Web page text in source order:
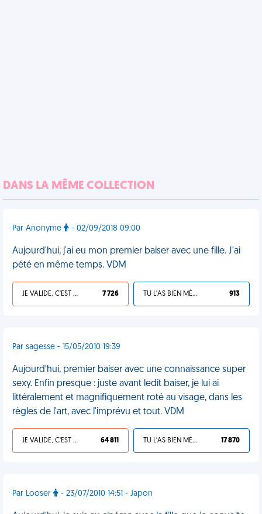
DANS LA MÊME COLLECTION
Par Anonyme - 02/09/2018 09:00
Aujourd'hui, j'ai eu mon premier baiser avec une fille. J'ai
pété en même temps. VDM
JE VALIDE, C'EST UNE VDM 7 726 TU L'AS BIEN MÉRITÉ 913
Par sagesse - 15/05/2010 19:39
Aujourd'hui, premier baiser avec une connaissance super
sexy. Enfin presque : juste avant ledit baiser, je lui ai
littéralement et magnifiquement roté au visage, dans les
règles de l'art, avec l'imprévu et tout. VDM
JE VALIDE, C'EST UNE VDM 64 811 TU L'AS BIEN MÉRITÉ 17 870
Par Looser - 23/07/2010 14:51 - Japon